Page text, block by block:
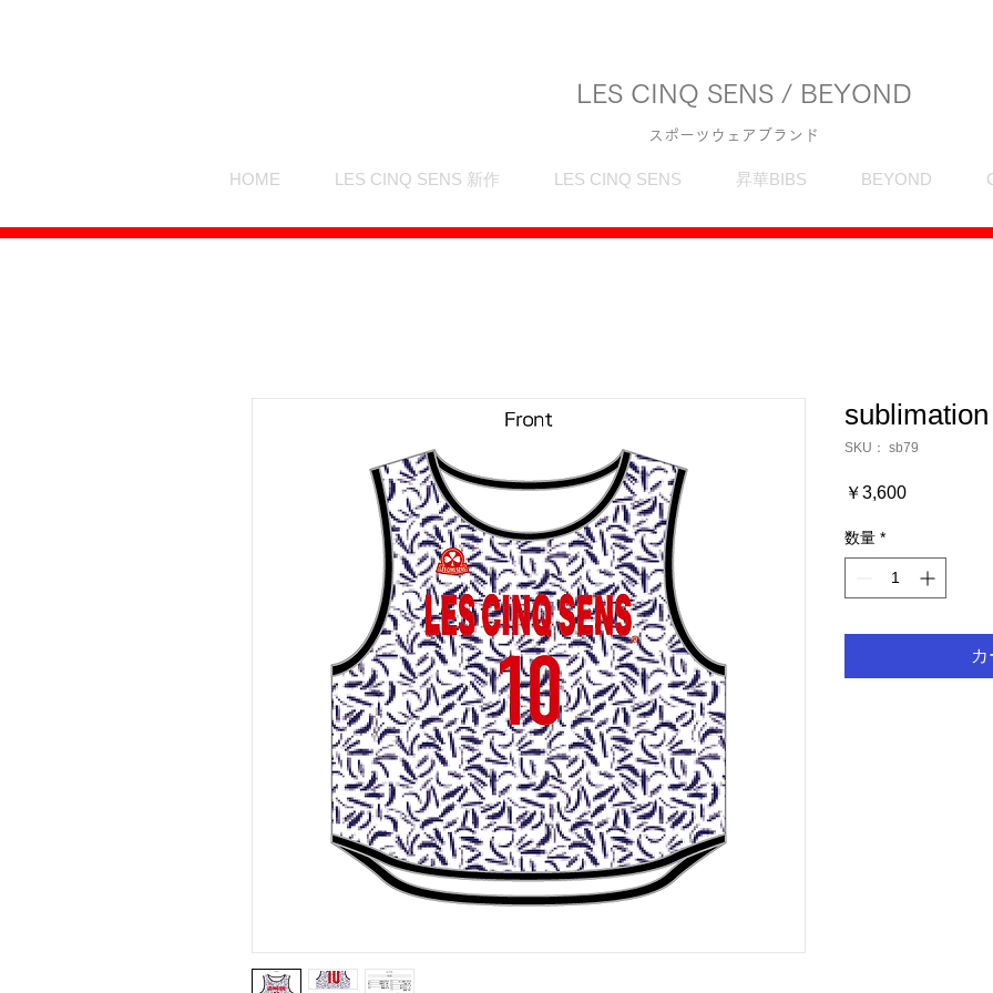
LES CINQ SENS / BEYOND
スポーツウェアブランド
HOME LES CINQ SENS 新作 LES CINQ SENS 昇華BIBS BEYOND
SKU： sb79
￥3,600価
数量 *